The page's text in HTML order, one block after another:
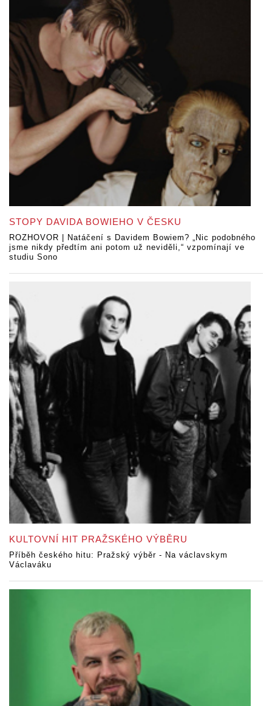
STOPY DAVIDA BOWIEHO V ČESKU
ROZHOVOR | Natáčení s Davidem Bowiem? „Nic podobného
jsme nikdy předtím ani potom už neviděli,“ vzpomínají ve
studiu Sono
KULTOVNÍ HIT PRAŽSKÉHO VÝBĚRU
Příběh českého hitu: Pražský výběr - Na václavskym
Václaváku